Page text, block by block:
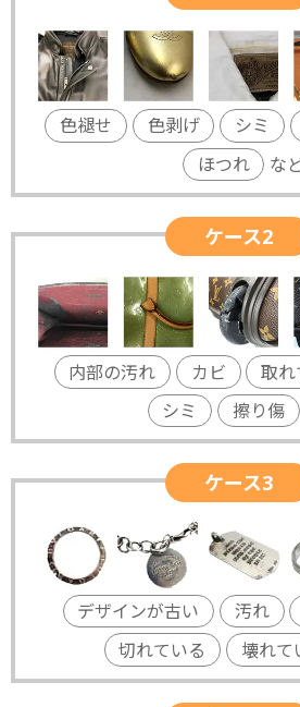
色褪せ 色剥げ シミ
ほつれ
な
ケース2
内部の汚れ カビ 取れ
シミ
擦り傷
ケース3
デザインが古い 汚れ
切れている
壊れて